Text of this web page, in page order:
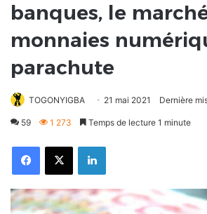
banques, le
monnaies
parachute
TOGONYIGBA 21 mai 2021 Dernière
59 1 273 Temps de lecture 1 minute
FacebookX Linkedin